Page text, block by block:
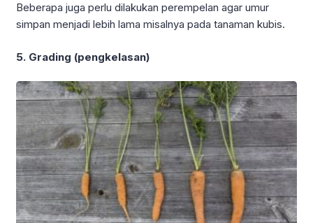
Beberapa juga perlu dilakukan perempelan agar umur
simpan menjadi lebih lama misalnya pada tanaman kubis.
5. Grading (pengkelasan)